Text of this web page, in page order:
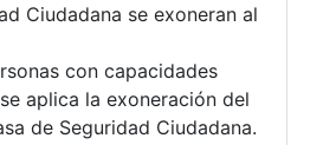
Ciudadana se exoneran al
con capacidades
aplica la exoneración del
de Seguridad Ciudadana.